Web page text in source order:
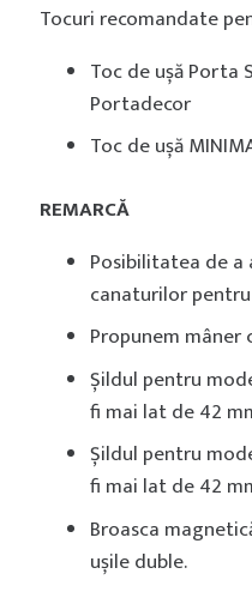
Tocuri recomandate
Toc de ușă Porta
Portadecor
Toc de ușă
REMARCĂ
Posibilitatea de a
canaturilor
Propunem mâner
Șildul pentru
fi mai lat de 42
Șildul pentru
fi mai lat de 42
Broasca
ușile duble.